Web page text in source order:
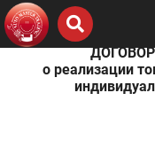
о реализации